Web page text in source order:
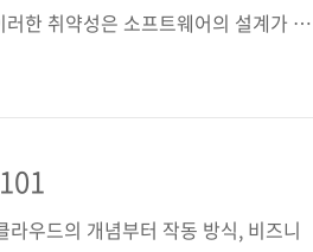
한 취약성은 소프트웨어의 설계가 불
전한 소프트웨어를 개발하려면 설계
걸쳐 업데이트되고 있어요. 최신 버
우드의 개념부터 작동 방식, 비즈니